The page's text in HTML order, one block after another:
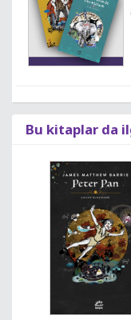
Bu kitaplar da